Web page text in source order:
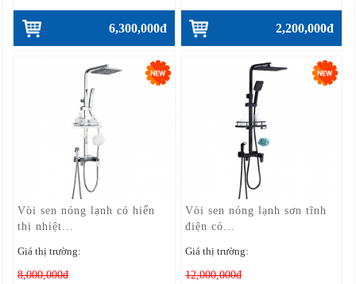
6,300,000đ 2,200,000đ
Vòi sen nóng lạnh có hiển
thị nhiệt...
Giá thị trường:
8,000,000đ
Vòi sen nóng lạnh sơn tĩnh
điện có...
Giá thị trường:
12,000,000đ